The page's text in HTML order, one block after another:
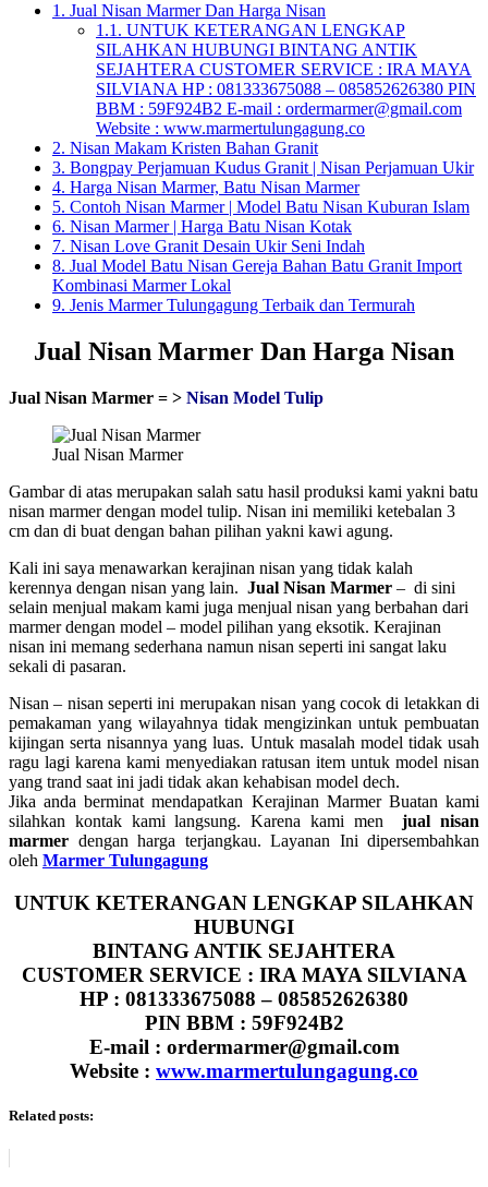
1. Jual Nisan Marmer Dan Harga Nisan
1.1. UNTUK KETERANGAN LENGKAP
SILAHKAN HUBUNGI BINTANG ANTIK
SEJAHTERA CUSTOMER SERVICE : IRA MAYA
SILVIANA HP : 081333675088 – 085852626380 PIN
BBM : 59F924B2 E-mail : ordermarmer@gmail.com
Website : www.marmertulungagung.co
2. Nisan Makam Kristen Bahan Granit
3. Bongpay Perjamuan Kudus Granit | Nisan Perjamuan Ukir
4. Harga Nisan Marmer, Batu Nisan Marmer
5. Contoh Nisan Marmer | Model Batu Nisan Kuburan Islam
6. Nisan Marmer | Harga Batu Nisan Kotak
7. Nisan Love Granit Desain Ukir Seni Indah
8. Jual Model Batu Nisan Gereja Bahan Batu Granit Import
Kombinasi Marmer Lokal
9. Jenis Marmer Tulungagung Terbaik dan Termurah
Jual Nisan Marmer Dan Harga Nisan
Jual Nisan Marmer = > Nisan Model Tulip
Jual Nisan Marmer
Gambar di atas merupakan salah satu hasil produksi kami yakni batu
nisan marmer dengan model tulip. Nisan ini memiliki ketebalan 3
cm dan di buat dengan bahan pilihan yakni kawi agung.
Kali ini saya menawarkan kerajinan nisan yang tidak kalah
kerennya dengan nisan yang lain. Jual Nisan Marmer – di sini
selain menjual makam kami juga menjual nisan yang berbahan dari
marmer dengan model – model pilihan yang eksotik. Kerajinan
nisan ini memang sederhana namun nisan seperti ini sangat laku
sekali di pasaran.
Nisan – nisan seperti ini merupakan nisan yang cocok di letakkan di
pemakaman yang wilayahnya tidak mengizinkan untuk pembuatan
kijingan serta nisannya yang luas. Untuk masalah model tidak usah
ragu lagi karena kami menyediakan ratusan item untuk model nisan
yang trand saat ini jadi tidak akan kehabisan model dech.
Jika anda berminat mendapatkan Kerajinan Marmer Buatan kami
silahkan kontak kami langsung. Karena kami menjual nisan
marmer dengan harga terjangkau. Layanan Ini dipersembahkan
oleh Marmer Tulungagung
UNTUK KETERANGAN LENGKAP SILAHKAN
HUBUNGI
BINTANG ANTIK SEJAHTERA
CUSTOMER SERVICE : IRA MAYA SILVIANA
HP : 081333675088 – 085852626380
PIN BBM : 59F924B2
E-mail : ordermarmer@gmail.com
Website : www.marmertulungagung.co
Related posts: